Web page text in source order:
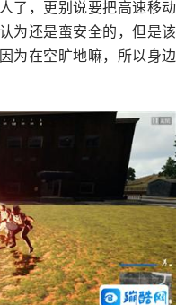
了，更别说要把高速移动
为还是蛮安全的，但是该
为在空旷地嘛，所以身边